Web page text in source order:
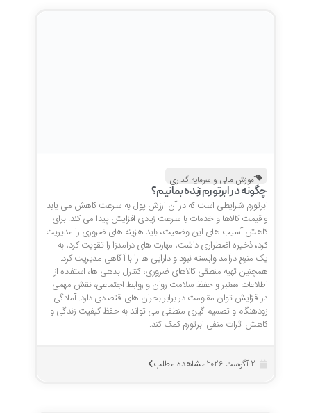
آموزش مالی و سرمایه گذاری
چگونه در ابرتورم زنده بمانیم؟
ابرتورم شرایطی است که در آن ارزش پول به سرعت کاهش می یابد
و قیمت کالاها و خدمات با سرعت زیادی افزایش پیدا می کند. برای
کاهش آسیب های این وضعیت، باید هزینه های ضروری را مدیریت
کرد، ذخیره اضطراری داشت، مهارت های درآمدزا را تقویت کرد، به
یک منبع درآمد وابسته نبود و دارایی ها را با آگاهی مدیریت کرد.
همچنین تهیه منطقی کالاهای ضروری، کنترل بدهی ها، استفاده از
اطلاعات معتبر و حفظ سلامت روان و روابط اجتماعی، نقش مهمی
در افزایش توان مقاومت در برابر بحران های اقتصادی دارد. آمادگی
زودهنگام و تصمیم گیری منطقی می تواند به حفظ کیفیت زندگی و
کاهش اثرات منفی ابرتورم کمک کند.
مشاهده مطلب